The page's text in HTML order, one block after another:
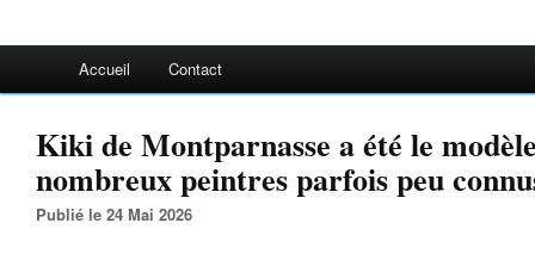
Accueil Contact
Kiki de Montparnasse a été le
nombreux peintres parfois peu
Publié le 24 Mai 2026